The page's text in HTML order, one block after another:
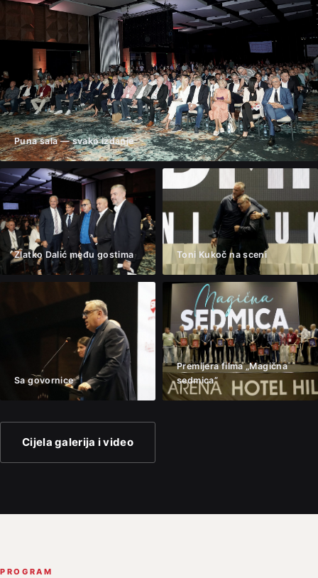
Puna sala — svako izdanje
Zlatko Dalić među gostima Toni Kukoč na sceni
Sa govornice
Premijera filma „Magična
sedmica”
Cijela galerija i video
PROGRAM